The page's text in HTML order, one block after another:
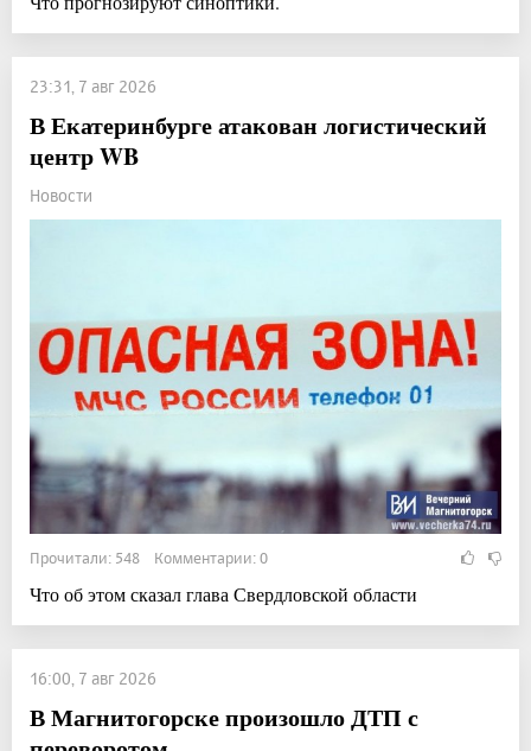
23:31, 7 авг 2026
В Екатеринбурге атакован логистический
центр WB
Новости
Прочитали: 548 Комментарии: 0
Что об этом сказал глава Свердловской области
16:00, 7 авг 2026
В Магнитогорске произошло ДТП с